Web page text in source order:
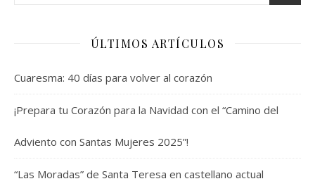
ÚLTIMOS ARTÍCULOS
Cuaresma: 40 días para volver al corazón
¡Prepara tu Corazón para la Navidad con el “Camino del
Adviento con Santas Mujeres 2025”!
“Las Moradas” de Santa Teresa en castellano actual